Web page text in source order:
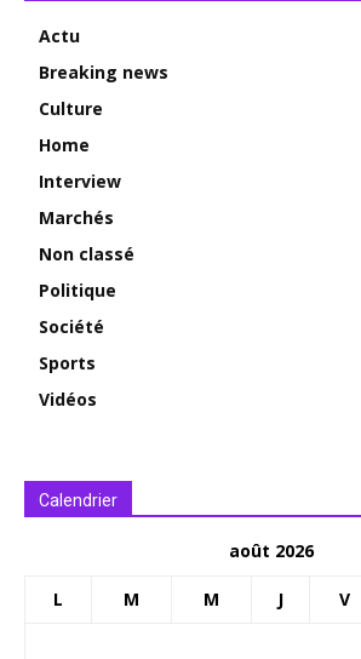
Actu
Breaking news
Culture
Home
Interview
Marchés
Non classé
Politique
Société
Sports
Vidéos
Calendrier
août 2026
L M M J V